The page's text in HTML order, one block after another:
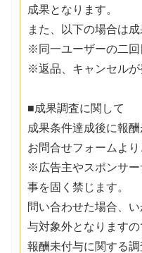
成果となります。
また、以下の場合は
※同一ユーザーの二
※返品、キャンセルが
■成果調査に関して
成果条件達成後に報
お問合せフォームより
※広告主やスポンサー
事を固く禁じます。
問い合わせた場合、
与対象外となりますの
報酬未付与に関する